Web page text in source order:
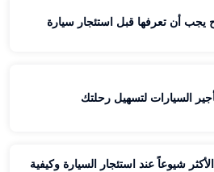
السيارات لتسهيل رحلتك
شيوعاً عند استئجار السيارة وكيفية